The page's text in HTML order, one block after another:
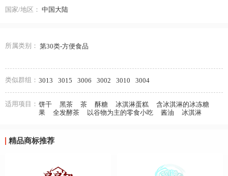
国家/地区： 中国大陆
所属类别： 第30类-方便食品
类似群组： 3013 3015 3006 3002 3010 3004
适用项目： 饼干 黑茶 茶 酥糖 冰淇淋蛋糕
含冰淇淋的冰冻糖
果
全发酵茶 以谷物为主的零食小吃 酱油 冰淇淋
精品商标推荐